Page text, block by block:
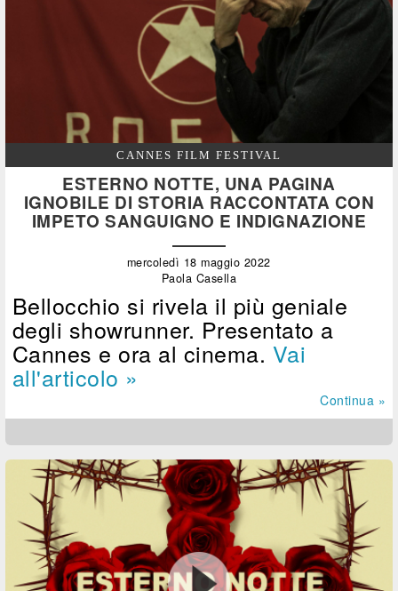
CANNES FILM FESTIVAL
ESTERNO NOTTE, UNA PAGINA
IGNOBILE DI STORIA RACCONTATA CON
IMPETO SANGUIGNO E INDIGNAZIONE
mercoledì 18 maggio 2022
Paola Casella
Bellocchio si rivela il più geniale
degli showrunner. Presentato a
Cannes e ora al cinema. Vai
all'articolo »
Continua »